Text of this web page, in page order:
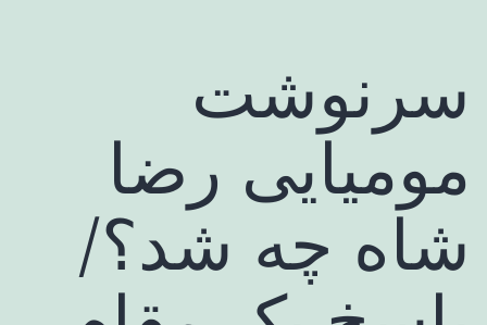
سرنوشت
مومیایی رضا
شاه چه شد؟/